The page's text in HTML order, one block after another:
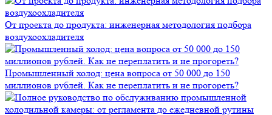
От проекта до продукта: инженерная методология подбора
воздухоохладителя
Промышленный холод: цена вопроса от 50 000 до 150
миллионов рублей. Как не переплатить и не прогореть?